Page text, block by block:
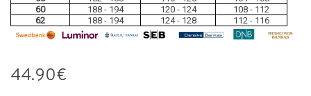
60
188 - 194 120 - 124
108 - 112
62
188 - 194 124 - 128 112 - 116
44.90€